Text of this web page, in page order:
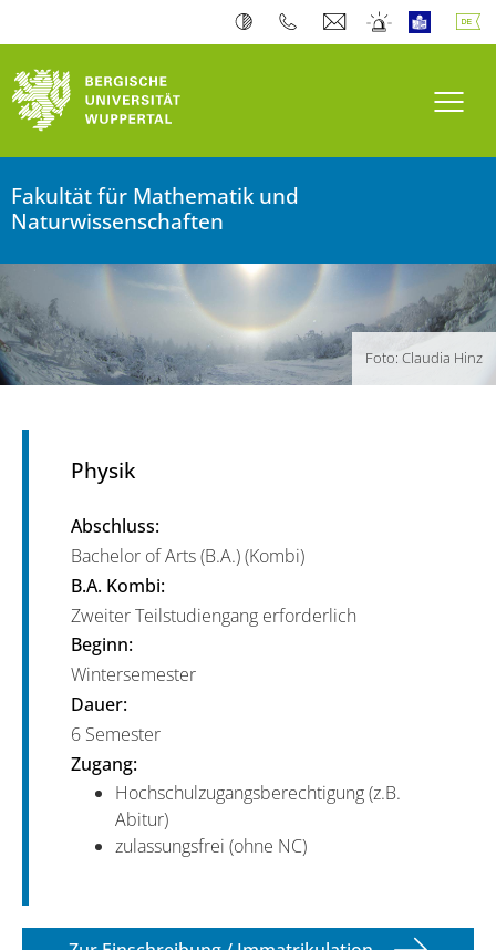
Fakultät für Mathematik und
Naturwissenschaften
Foto: Claudia Hinz
Physik
Abschluss:
Bachelor of Arts (B.A.) (Kombi)
B.A. Kombi:
Zweiter Teilstudiengang erforderlich
Beginn:
Wintersemester
Dauer:
6 Semester
Zugang:
Hochschulzugangsberechtigung (z.B.
Abitur)
zulassungsfrei (ohne NC)